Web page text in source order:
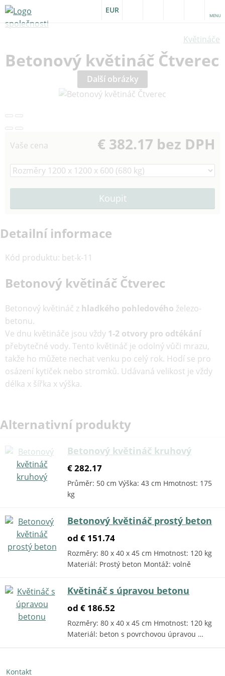
EUR
MENU
Květináče
Betonový květináč Čtverec
Další obrázky
Vaše cena € 382.17 bez DPH
Detailní informace
Kód produktu: bet-k-11
Betonový květináč Čtverec
Betonový květináč z hladkého pohledového železo-
betonu.
Ve dnu květináče jsou vždy 1-2 otvory pro odtékání
přebytečné vody. Tento květináč je odolný vůči mrazu,
takže ho můžete nechat venku po celý rok. Hodí se pro
osázení kytiček nebo stromků. Udávaná velikost je vždy
délka x šířka x výška.
Alternativní produkty
Betonový květináč kruhový
€ 282.17
Průměr: 50 cm Výška: 43 cm Hmotnost: 175
kg
Betonový květináč prostý beton
od € 151.74
Rozměry: 80 x 40 x 45 cm Hmotnost: 120 kg
Materiál: Prostý beton Montáž: volně
Květináč s úpravou betonu
od € 186.52
Rozměry: 80 x 40 x 45 cm Hmotnost: 120 kg
Materiál: beton s povrchovou úpravou …
Kontakt